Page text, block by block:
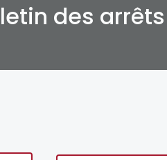
des